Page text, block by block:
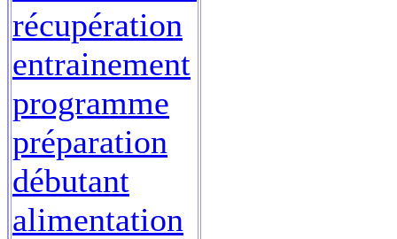
récupération
entrainement
programme
préparation
débutant
alimentation